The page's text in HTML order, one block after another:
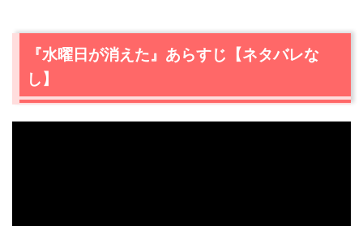
『水曜日が消えた』あらすじ【ネタバレな
し】